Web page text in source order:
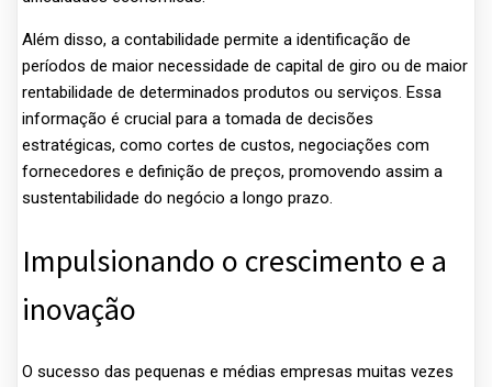
Além disso, a contabilidade permite a identificação de
períodos de maior necessidade de capital de giro ou de maior
rentabilidade de determinados produtos ou serviços. Essa
informação é crucial para a tomada de decisões
estratégicas, como cortes de custos, negociações com
fornecedores e definição de preços, promovendo assim a
sustentabilidade do negócio a longo prazo.
Impulsionando o crescimento e a
inovação
O sucesso das pequenas e médias empresas muitas vezes